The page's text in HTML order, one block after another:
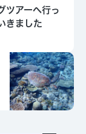
ツアーへ行っ
きました